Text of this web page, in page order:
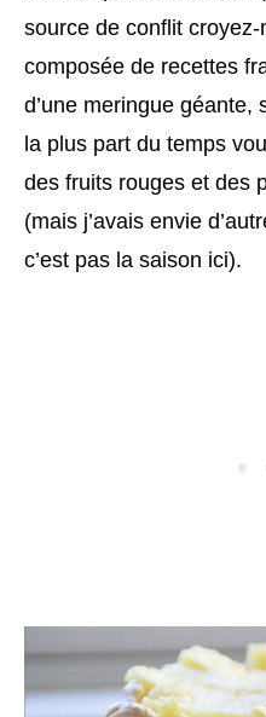
source de conflit
composée de recettes
d’une meringue géante,
la plus part du temps
des fruits rouges et des
(mais j’avais envie
c’est pas la saison ici).